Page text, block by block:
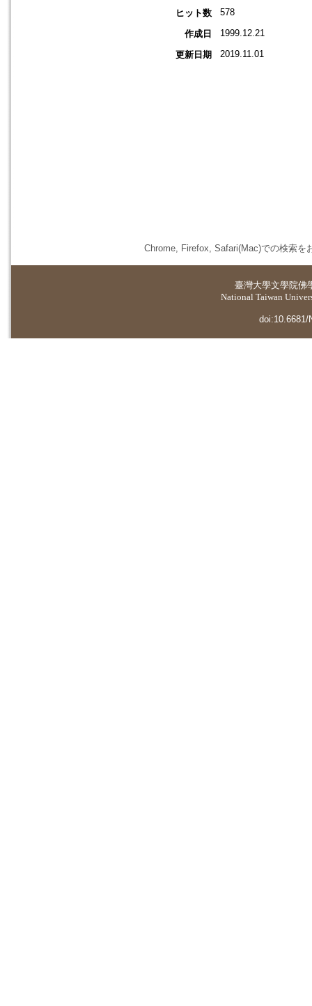
ヒット数
578
作成日 1999.12.21
更新日期 2019.11.01
Chrome, Firefox, Safari(Mac)での検索を
臺灣大學文學院佛
National Taiwan
doi:10.6681/